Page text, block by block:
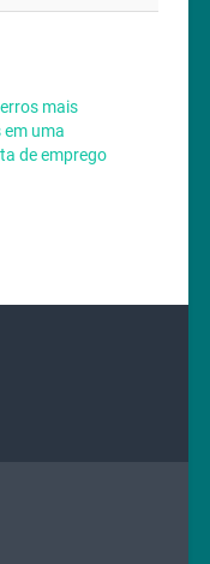
mais
uma
de emprego